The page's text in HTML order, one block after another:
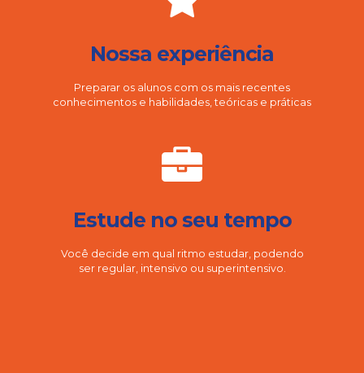
Nossa experiência
Preparar os alunos com os mais recentes
conhecimentos e habilidades, teóricas e práticas
Estude no seu tempo
Você decide em qual ritmo estudar, podendo
ser regular, intensivo ou superintensivo.